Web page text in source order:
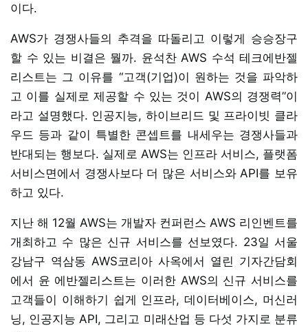
이다.
AWS가 경쟁사들의 추격을 따돌리고 이렇게 승승장구
할 수 있는 비결은 뭘까. 윤석찬 AWS 수석 테크에반젤
리스트는 그 이유를 “고객(기업)이 원하는 것을 파악하
고 이를 실제로 제공할 수 있는 것이 AWS의 경쟁력”이
라고 설명했다. 인공지능, 하이브리드 및 프라이빗 클라
우드 등과 같이 특별한 콘셉트를 내세우는 경쟁사들과
반대되는 행보다. 실제로 AWS는 인프라 서비스, 플랫폼
서비스면에서 경쟁사보다 더 많은 서비스와 API를 보유
하고 있다.
지난 해 12월 AWS는 개발자 컨퍼런스 AWS 리인벤트를
개최하고 수 많은 신규 서비스를 선보였다. 23일 서울
강남구 역삼동 AWS코리아 사옥에서 열린 기자간담회
에서 윤 에반젤리스트는 이러한 AWS의 신규 서비스를
고객들이 이해하기 쉽게 인프라, 데이터베이스, 머신러
닝, 인공지능 API, 그리고 미래산업 등 다섯 가지로 분류